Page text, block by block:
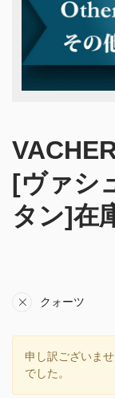
[ヴァシ
タン]在
クォーツ
申し訳ございま
でした。